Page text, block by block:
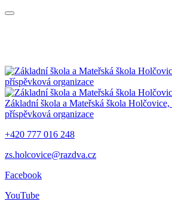
příspěvková organizace
Základní škola a Mateřská škola Holčovice,
příspěvková organizace
+420 777 016 248
zs.holcovice@razdva.cz
Facebook
YouTube